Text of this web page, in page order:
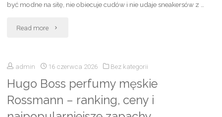
skład.
Co
wiedzieć?"
być modne na siłę, nie obiecuje cudów i nie udaje sneakersów z …
Read more "Gumofilce
–
wygodne
buty
admin 16 czerwca 2026 Bez kategorii
Hugo Boss perfumy męskie
Rossmann – ranking, ceny i